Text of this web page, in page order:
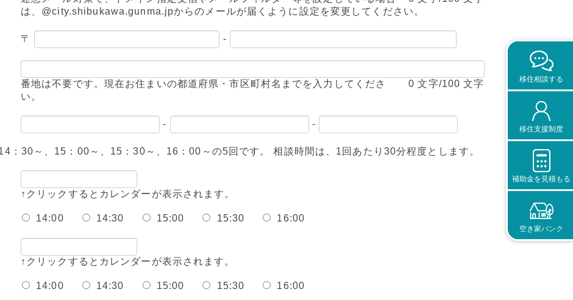
は、@city.shibukawa.gunma.jpからのメールが届くように設定を変更してください。
〒 -
0 文字/100 文字
番地は不要です。現在お住まいの都道府県・市区町村名までを入力してくださ
い。
- -
：30～、15：00～、15：30～、16：00～の5回です。 相談時間は、1回あたり30分程度とします。
↑クリックするとカレンダーが表示されます。
14:00 14:30 15:00 15:30 16:00
↑クリックするとカレンダーが表示されます。
14:00 14:30 15:00 15:30 16:00
移住相談する
移住支援制度
補助金を見積もる
空き家バンク